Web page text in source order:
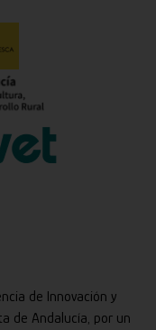
de Innovación y
de Andalucía, por un